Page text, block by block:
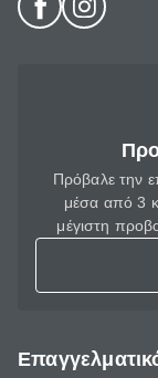
Πρόβαλε την
μέσα από 3
μέγιστη